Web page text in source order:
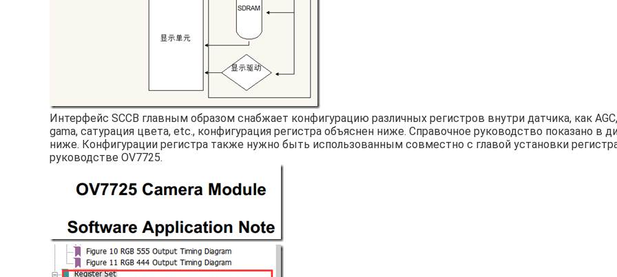
Интерфейс SCCB главным образом снабжает конфигурацию различных регистров внутри датчика, как AGC,
gama, сатурация цвета, etc., конфигурация регистра объяснен ниже. Справочное руководство показано в
ниже. Конфигурации регистра также нужно быть использованным совместно с главой установки
руководстве OV7725.